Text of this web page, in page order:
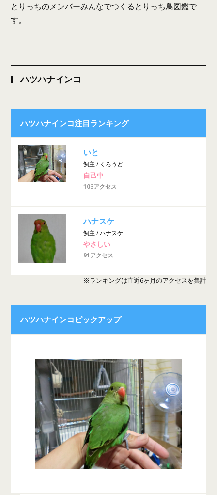
とりっちのメンバーみんなでつくるとりっち鳥図鑑で
す。
ハツハナインコ
ハツハナインコ注目ランキング
いと
飼主 / くろうど
自己中
103アクセス
ハナスケ
飼主 / ハナスケ
やさしい
91アクセス
※ランキングは直近6ヶ月のアクセスを集計
ハツハナインコピックアップ